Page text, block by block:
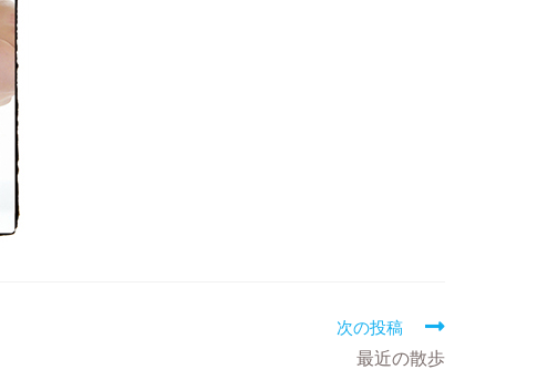
次の投稿
最近の散歩